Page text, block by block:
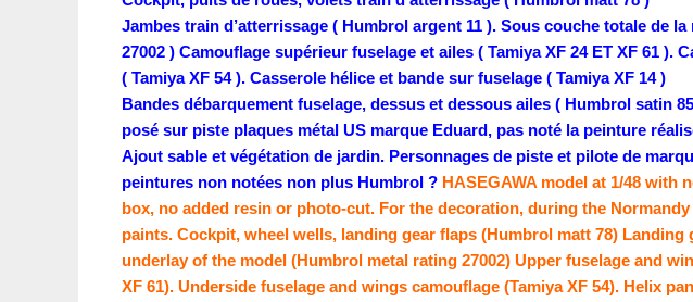
Jambes train d’atterrissage ( Humbrol argent 11 ). Sous couche totale de
27002 ) Camouflage supérieur fuselage et ailes ( Tamiya XF 24 ET XF 61 ).
( Tamiya XF 54 ). Casserole hélice et bande sur fuselage ( Tamiya XF 14 )
Bandes débarquement fuselage, dessus et dessous ailes ( Humbrol satin
posé sur piste plaques métal US marque Eduard, pas noté la peinture
Ajout sable et végétation de jardin. Personnages de piste et pilote de
peintures non notées non plus Humbrol ? HASEGAWA model at 1/48 with
box, no added resin or photo-cut. For the decoration, during the
paints. Cockpit, wheel wells, landing gear flaps (Humbrol matt 78) Landing
underlay of the model (Humbrol metal rating 27002) Upper fuselage and
XF 61). Underside fuselage and wings camouflage (Tamiya XF 54). Helix